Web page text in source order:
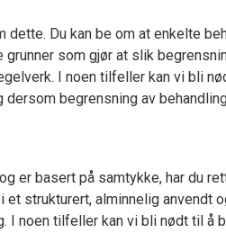
dette. Du kan be om at enkelte
som gjør at slik
I noen tilfeller kan vi bli
begrensning av
er basert på samtykke, har du
strukturert, alminnelig anvendt
I noen tilfeller kan vi bli nødt til å